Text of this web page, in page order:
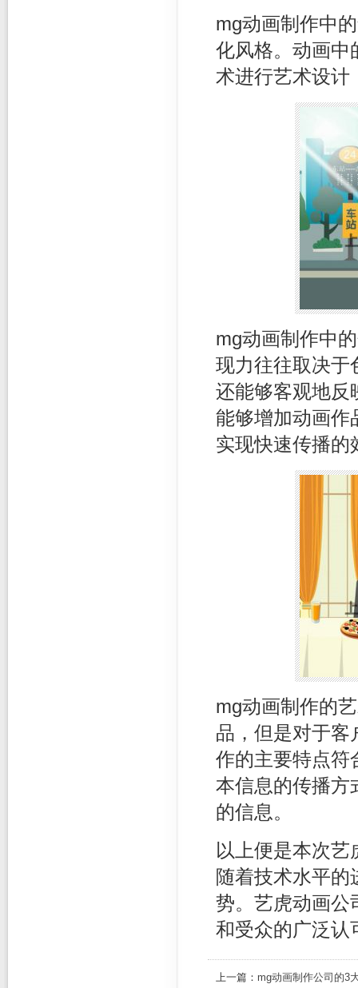
mg动画制作中
化风格。动画中
术进行艺术设计
mg动画制作中
现力往往取决于
还能够客观地反
能够增加动画作
实现快速传播的
mg动画制作的
品，但是对于客
作的主要特点符
本信息的传播方
的信息。
以上便是本次
随着技术水平的
势。艺虎动画公
和受众的广泛认
上一篇： mg动画制作公司的3